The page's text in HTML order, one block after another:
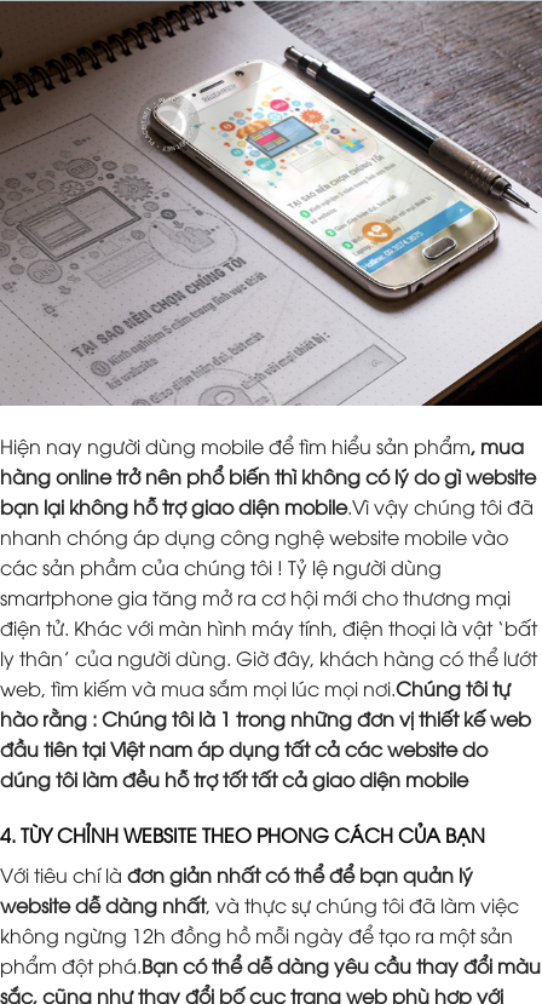
Hiện nay người dùng mobile để tìm hiểu sản phẩm, mua
hàng online trở nên phổ biến thì không có lý do gì website
bạn lại không hỗ trợ giao diện mobile.Vì vậy chúng tôi đã
nhanh chóng áp dụng công nghệ website mobile vào
các sản phầm của chúng tôi ! Tỷ lệ người dùng
smartphone gia tăng mở ra cơ hội mới cho thương mại
điện tử. Khác với màn hình máy tính, điện thoại là vật ‘bất
ly thân’ của người dùng. Giờ đây, khách hàng có thể lướt
web, tìm kiếm và mua sắm mọi lúc mọi nơi.Chúng tôi tự
hào rằng : Chúng tôi là 1 trong những đơn vị thiết kế web
đầu tiên tại Việt nam áp dụng tất cả các website do
dúng tôi làm đều hỗ trợ tốt tất cả giao diện mobile
4. TÙY CHỈNH WEBSITE THEO PHONG CÁCH CỦA BẠN
Với tiêu chí là đơn giản nhất có thể để bạn quản lý
website dễ dàng nhất, và thực sự chúng tôi đã làm việc
không ngừng 12h đồng hồ mỗi ngày để tạo ra một sản
phẩm đột phá.Bạn có thể dễ dàng yêu cầu thay đổi màu
sắc, cũng như thay đổi bố cục trang web phù hợp với